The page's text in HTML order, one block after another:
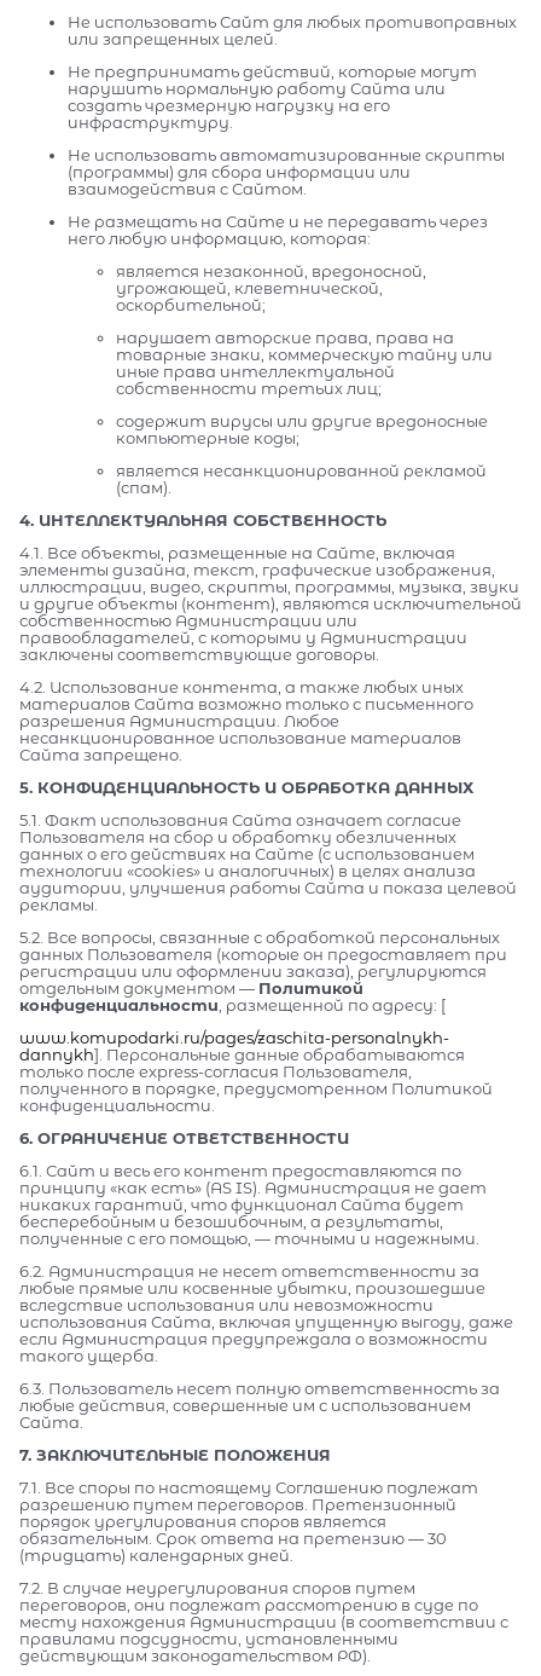
Не использовать Сайт для любых противоправных
или запрещенных целей.
Не предпринимать действий, которые могут
нарушить нормальную работу Сайта или
создать чрезмерную нагрузку на его
инфраструктуру.
Не использовать автоматизированные скрипты
(программы) для сбора информации или
взаимодействия с Сайтом.
Не размещать на Сайте и не передавать через
него любую информацию, которая:
является незаконной, вредоносной,
угрожающей, клеветнической,
оскорбительной;
нарушает авторские права, права на
товарные знаки, коммерческую тайну или
иные права интеллектуальной
собственности третьих лиц;
содержит вирусы или другие вредоносные
компьютерные коды;
является несанкционированной рекламой
(спам).
4. ИНТЕЛЛЕКТУАЛЬНАЯ СОБСТВЕННОСТЬ
4.1. Все объекты, размещенные на Сайте, включая
элементы дизайна, текст, графические изображения,
иллюстрации, видео, скрипты, программы, музыка, звуки
и другие объекты (контент), являются исключительной
собственностью Администрации или
правообладателей, с которыми у Администрации
заключены соответствующие договоры.
4.2. Использование контента, а также любых иных
материалов Сайта возможно только с письменного
разрешения Администрации. Любое
несанкционированное использование материалов
Сайта запрещено.
5. КОНФИДЕНЦИАЛЬНОСТЬ И ОБРАБОТКА ДАННЫХ
5.1. Факт использования Сайта означает согласие
Пользователя на сбор и обработку обезличенных
данных о его действиях на Сайте (с использованием
технологии «cookies» и аналогичных) в целях анализа
аудитории, улучшения работы Сайта и показа целевой
рекламы.
5.2. Все вопросы, связанные с обработкой персональных
данных Пользователя (которые он предоставляет при
регистрации или оформлении заказа), регулируются
отдельным документом — Политикой
конфиденциальности , размещенной по адресу: [
www.komupodarki.ru/pages/zaschita-personalnykh-
dannykh]. Персональные данные обрабатываются
только после express-согласия Пользователя,
полученного в порядке, предусмотренном Политикой
конфиденциальности.
6. ОГРАНИЧЕНИЕ ОТВЕТСТВЕННОСТИ
6.1. Сайт и весь его контент предоставляются по
принципу «как есть» (AS IS). Администрация не дает
никаких гарантий, что функционал Сайта будет
бесперебойным и безошибочным, а результаты,
полученные с его помощью, — точными и надежными.
6.2. Администрация не несет ответственности за
любые прямые или косвенные убытки, произошедшие
вследствие использования или невозможности
использования Сайта, включая упущенную выгоду, даже
если Администрация предупреждала о возможности
такого ущерба.
6.3. Пользователь несет полную ответственность за
любые действия, совершенные им с использованием
Сайта.
7. ЗАКЛЮЧИТЕЛЬНЫЕ ПОЛОЖЕНИЯ
7.1. Все споры по настоящему Соглашению подлежат
разрешению путем переговоров. Претензионный
порядок урегулирования споров является
обязательным. Срок ответа на претензию — 30
(тридцать) календарных дней.
7.2. В случае неурегулирования споров путем
переговоров, они подлежат рассмотрению в суде по
месту нахождения Администрации (в соответствии с
правилами подсудности, установленными
действующим законодательством РФ).